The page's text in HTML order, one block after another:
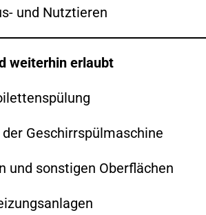
und Nutztieren
weiterhin erlaubt
Geschirrspülmaschine
und sonstigen Oberflächen